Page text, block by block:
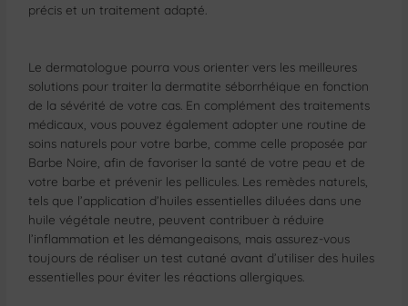
précis et un traitement adapté.
Le dermatologue pourra vous orienter vers les meilleures
solutions pour traiter la dermatite séborrhéique en fonction
de la sévérité de votre cas. En complément des traitements
médicaux, vous pouvez également adopter une routine de
soins naturels pour votre barbe, comme celle proposée par
Barbe Noire, afin de favoriser la santé de votre peau et de
votre barbe et prévenir les pellicules. Les remèdes naturels,
tels que l’application d’huiles essentielles diluées dans une
huile végétale neutre, peuvent contribuer à réduire
l’inflammation et les démangeaisons, mais assurez-vous
toujours de réaliser un test cutané avant d’utiliser des huiles
essentielles pour éviter les réactions allergiques.